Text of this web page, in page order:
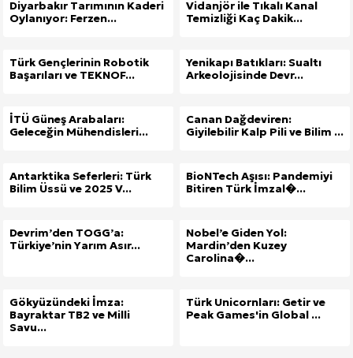
Diyarbakır Tarımının Kaderi
Oylanıyor: Ferzen...
Vidanjör ile Tıkalı Kanal
Temizliği Kaç Dakik...
Türk Gençlerinin Robotik
Başarıları ve TEKNOF...
Yenikapı Batıkları: Sualtı
Arkeolojisinde Devr...
İTÜ Güneş Arabaları:
Geleceğin Mühendisleri...
Canan Dağdeviren:
Giyilebilir Kalp Pili ve Bilim ...
Antarktika Seferleri: Türk
Bilim Üssü ve 2025 V...
BioNTech Aşısı: Pandemiyi
Bitiren Türk İmzal�...
Devrim’den TOGG’a:
Türkiye’nin Yarım Asır...
Nobel’e Giden Yol:
Mardin’den Kuzey
Carolina�...
Gökyüzündeki İmza:
Bayraktar TB2 ve Milli
Savu...
Türk Unicornları: Getir ve
Peak Games'in Global ...